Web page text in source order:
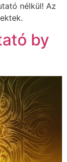
nélkül! Az
by